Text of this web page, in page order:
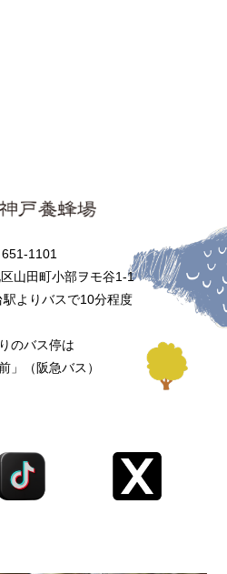
651-1101
山田町小部ヲモ谷1-1
よりバスで10分程度
のバス停は
」（阪急バス）